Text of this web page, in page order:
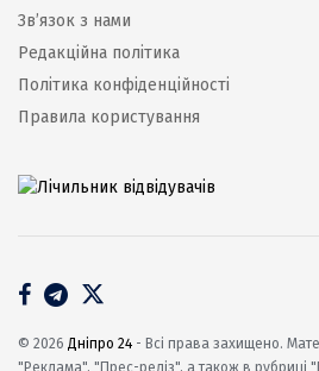
Зв’язок з нами
Редакційна політика
Політика конфіденційності
Правила користування
© 2026 Дніпро 24 - Всі права захищено.
"Реклама", "Прес-реліз", а також в рубриці